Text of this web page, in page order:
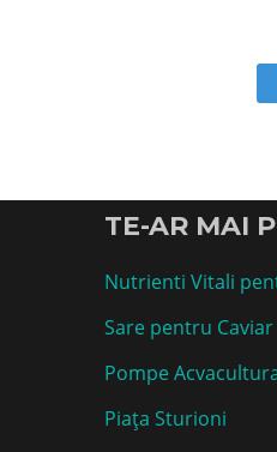
TE-AR MAI
Nutrienti Vitali
Sare pentru Caviar
Pompe
Piața Sturioni